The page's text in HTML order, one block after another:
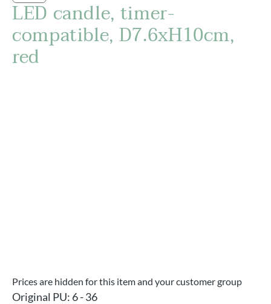
LED candle, timer-
compatible, D7.6xH10cm,
red
Prices are hidden for this item and your customer group
Original PU: 6 - 36